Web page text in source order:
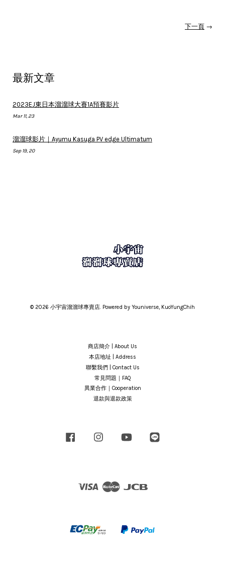
下一頁 →
最新文章
2023EJ東日本溜溜球大賽1A預賽影片
Mar 11, 23
溜溜球影片｜Ayumu Kasuga PV edge Ultimatum
Sep 19, 20
© 2026 小宇宙溜溜球專賣店. Powered by Youniverse, KuoYungChih
商店簡介 | About Us
本店地址 | Address
聯繫我們 | Contact Us
常見問題｜FAQ
異業合作｜Cooperation
退款與退款政策
Facebook Instagram YouTube
Visa Master